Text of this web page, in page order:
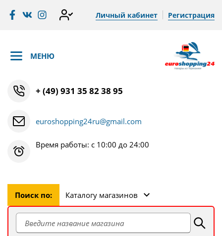
Личный кабинет Регистрация
МЕНЮ
+ (49) 931 35 82 38 95
euroshopping24ru@gmail.com
Время работы: с 10:00 до 24:00
Поиск по: Каталогу магазинов